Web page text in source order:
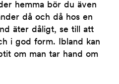
hemma bör du även
då och då hos en
äter dåligt, se till att
i god form. Ibland kan
om man tar hand om